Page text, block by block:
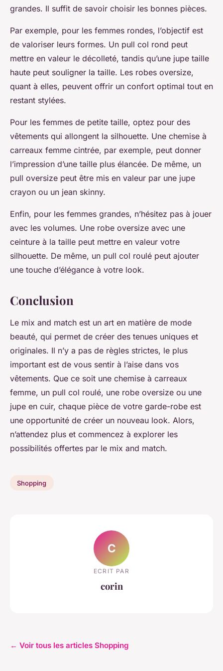
grandes. Il suffit de savoir choisir les bonnes pièces.
Par exemple, pour les femmes rondes, l’objectif est
de valoriser leurs formes. Un pull col rond peut
mettre en valeur le décolleté, tandis qu’une jupe taille
haute peut souligner la taille. Les robes oversize,
quant à elles, peuvent offrir un confort optimal tout en
restant stylées.
Pour les femmes de petite taille, optez pour des
vêtements qui allongent la silhouette. Une chemise à
carreaux femme cintrée, par exemple, peut donner
l’impression d’une taille plus élancée. De même, un
pull oversize peut être mis en valeur par une jupe
crayon ou un jean skinny.
Enfin, pour les femmes grandes, n’hésitez pas à jouer
avec les volumes. Une robe oversize avec une
ceinture à la taille peut mettre en valeur votre
silhouette. De même, un pull col roulé peut ajouter
une touche d’élégance à votre look.
Conclusion
Le mix and match est un art en matière de mode
beauté, qui permet de créer des tenues uniques et
originales. Il n’y a pas de règles strictes, le plus
important est de vous sentir à l’aise dans vos
vêtements. Que ce soit une chemise à carreaux
femme, un pull col roulé, une robe oversize ou une
jupe en cuir, chaque pièce de votre garde-robe est
une opportunité de créer un nouveau look. Alors,
n’attendez plus et commencez à explorer les
possibilités offertes par le mix and match.
Shopping
C
ECRIT PAR
corin
← Voir tous les articles Shopping